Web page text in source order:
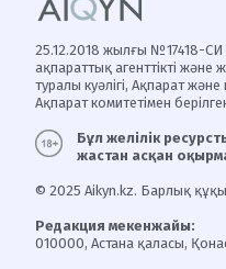
25.12.2018 жылғы №17418-СИ
ақпараттық агенттікті
туралы куәлігі, Ақпарат
Ақпарат комитетімен
Бұл желілік
жастан асқан
© 2025 Aikyn.kz. Барлық
Редакция мекенжайы:
010000, Астана қаласы,